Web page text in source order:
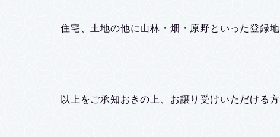
住宅、土地の他に山林・畑・原野といった登録
以上をご承知おきの上、お譲り受けいただける方